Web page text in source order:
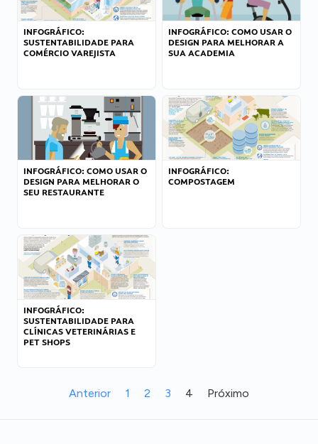
INFOGRÁFICO:
SUSTENTABILIDADE PARA
COMÉRCIO VAREJISTA
INFOGRÁFICO: COMO USAR O
DESIGN PARA MELHORAR A
SUA ACADEMIA
INFOGRÁFICO: COMO USAR O
DESIGN PARA MELHORAR O
SEU RESTAURANTE
INFOGRÁFICO:
COMPOSTAGEM
INFOGRÁFICO:
SUSTENTABILIDADE PARA
CLÍNICAS VETERINÁRIAS E
PET SHOPS
Anterior 1 2 3 4 Próximo